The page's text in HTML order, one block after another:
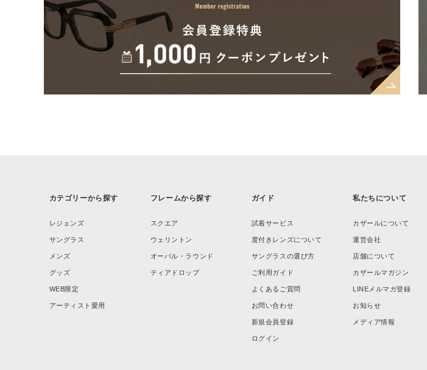
カテゴリーから探す
レジェンズ
サングラス
メンズ
グッズ
WEB限定
アーティスト愛用
フレームから探す
スクエア
ウェリントン
オーバル・ラウンド
ティアドロップ
ガイド
試着サービス
度付きレンズについて
サングラスの選び方
ご利用ガイド
よくあるご質問
お問い合わせ
新規会員登録
ログイン
私たちについて
カザールについて
運営会社
店舗について
カザールマガジン
LINEメルマガ登録
お知らせ
メディア情報